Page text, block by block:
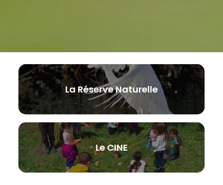
La Réserve Naturelle
Le CINE